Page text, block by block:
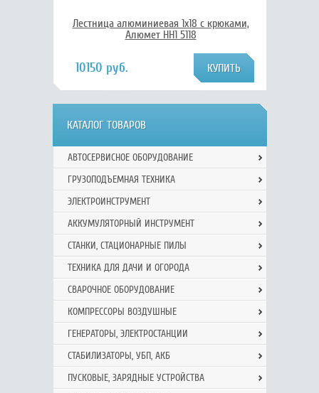
Лестница алюминиевая 1х18 с крюками,
Алюмет НН1 5118
10150 руб.
КАТАЛОГ ТОВАРОВ
АВТОСЕРВИСНОЕ ОБОРУДОВАНИЕ
ГРУЗОПОДЪЕМНАЯ ТЕХНИКА
ЭЛЕКТРОИНСТРУМЕНТ
АККУМУЛЯТОРНЫЙ ИНСТРУМЕНТ
СТАНКИ, СТАЦИОНАРНЫЕ ПИЛЫ
ТЕХНИКА ДЛЯ ДАЧИ И ОГОРОДА
СВАРОЧНОЕ ОБОРУДОВАНИЕ
КОМПРЕССОРЫ ВОЗДУШНЫЕ
ГЕНЕРАТОРЫ, ЭЛЕКТРОСТАНЦИИ
СТАБИЛИЗАТОРЫ, УБП, АКБ
ПУСКОВЫЕ, ЗАРЯДНЫЕ УСТРОЙСТВА